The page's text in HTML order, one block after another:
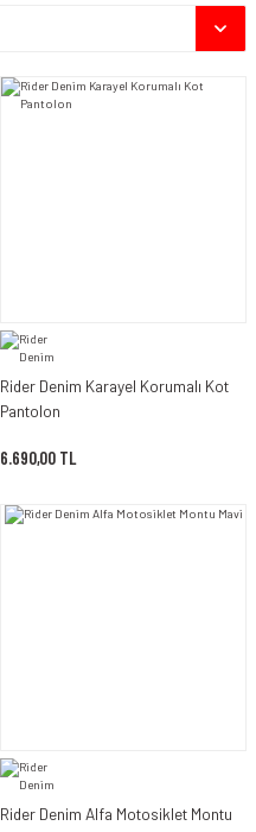
Rider Denim Karayel Korumalı Kot
Pantolon
6.690,00 TL
Rider Denim Alfa Motosiklet Montu